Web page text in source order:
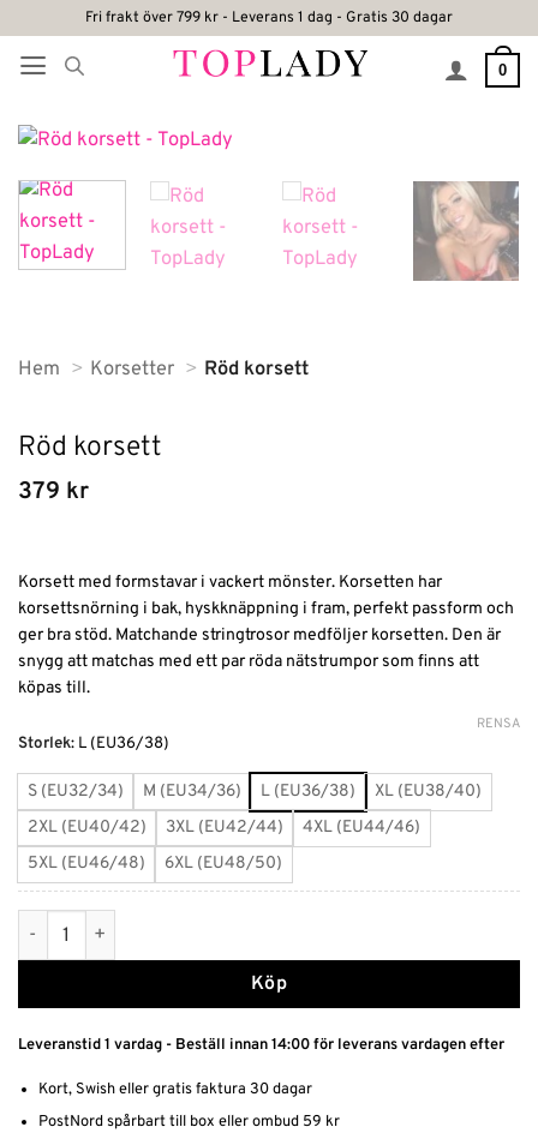
content
Fri frakt över 799 kr - Leverans 1 dag - Gratis 30 dagar
0
Hem Korsetter Röd korsett
Röd korsett
379 kr
Korsett med formstavar i vackert mönster. Korsetten har
korsettsnörning i bak, hyskknäppning i fram, perfekt passform och
ger bra stöd. Matchande stringtrosor medföljer korsetten. Den är
snygg att matchas med ett par röda nätstrumpor som finns att
köpas till.
Storlek: L (EU36/38)
S (EU32/34) M (EU34/36) L (EU36/38)
XL (EU38/40)
2XL (EU40/42)
3XL (EU42/44)
4XL (EU44/46)
5XL (EU46/48)
6XL (EU48/50)
RENSA
Röd korsett mängd
Köp
Alternative:
Leveranstid 1 vardag - Beställ innan 14:00 för leverans vardagen efter
Kort, Swish eller gratis faktura 30 dagar
PostNord spårbart till box eller ombud 59 kr